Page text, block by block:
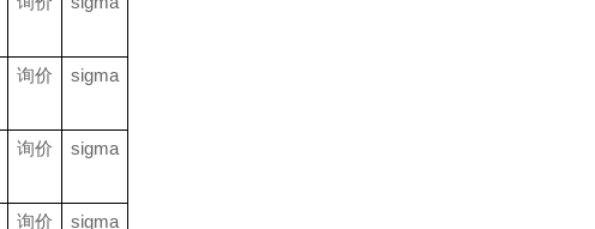
询价 sigma
询价 sigma
询价 sigma